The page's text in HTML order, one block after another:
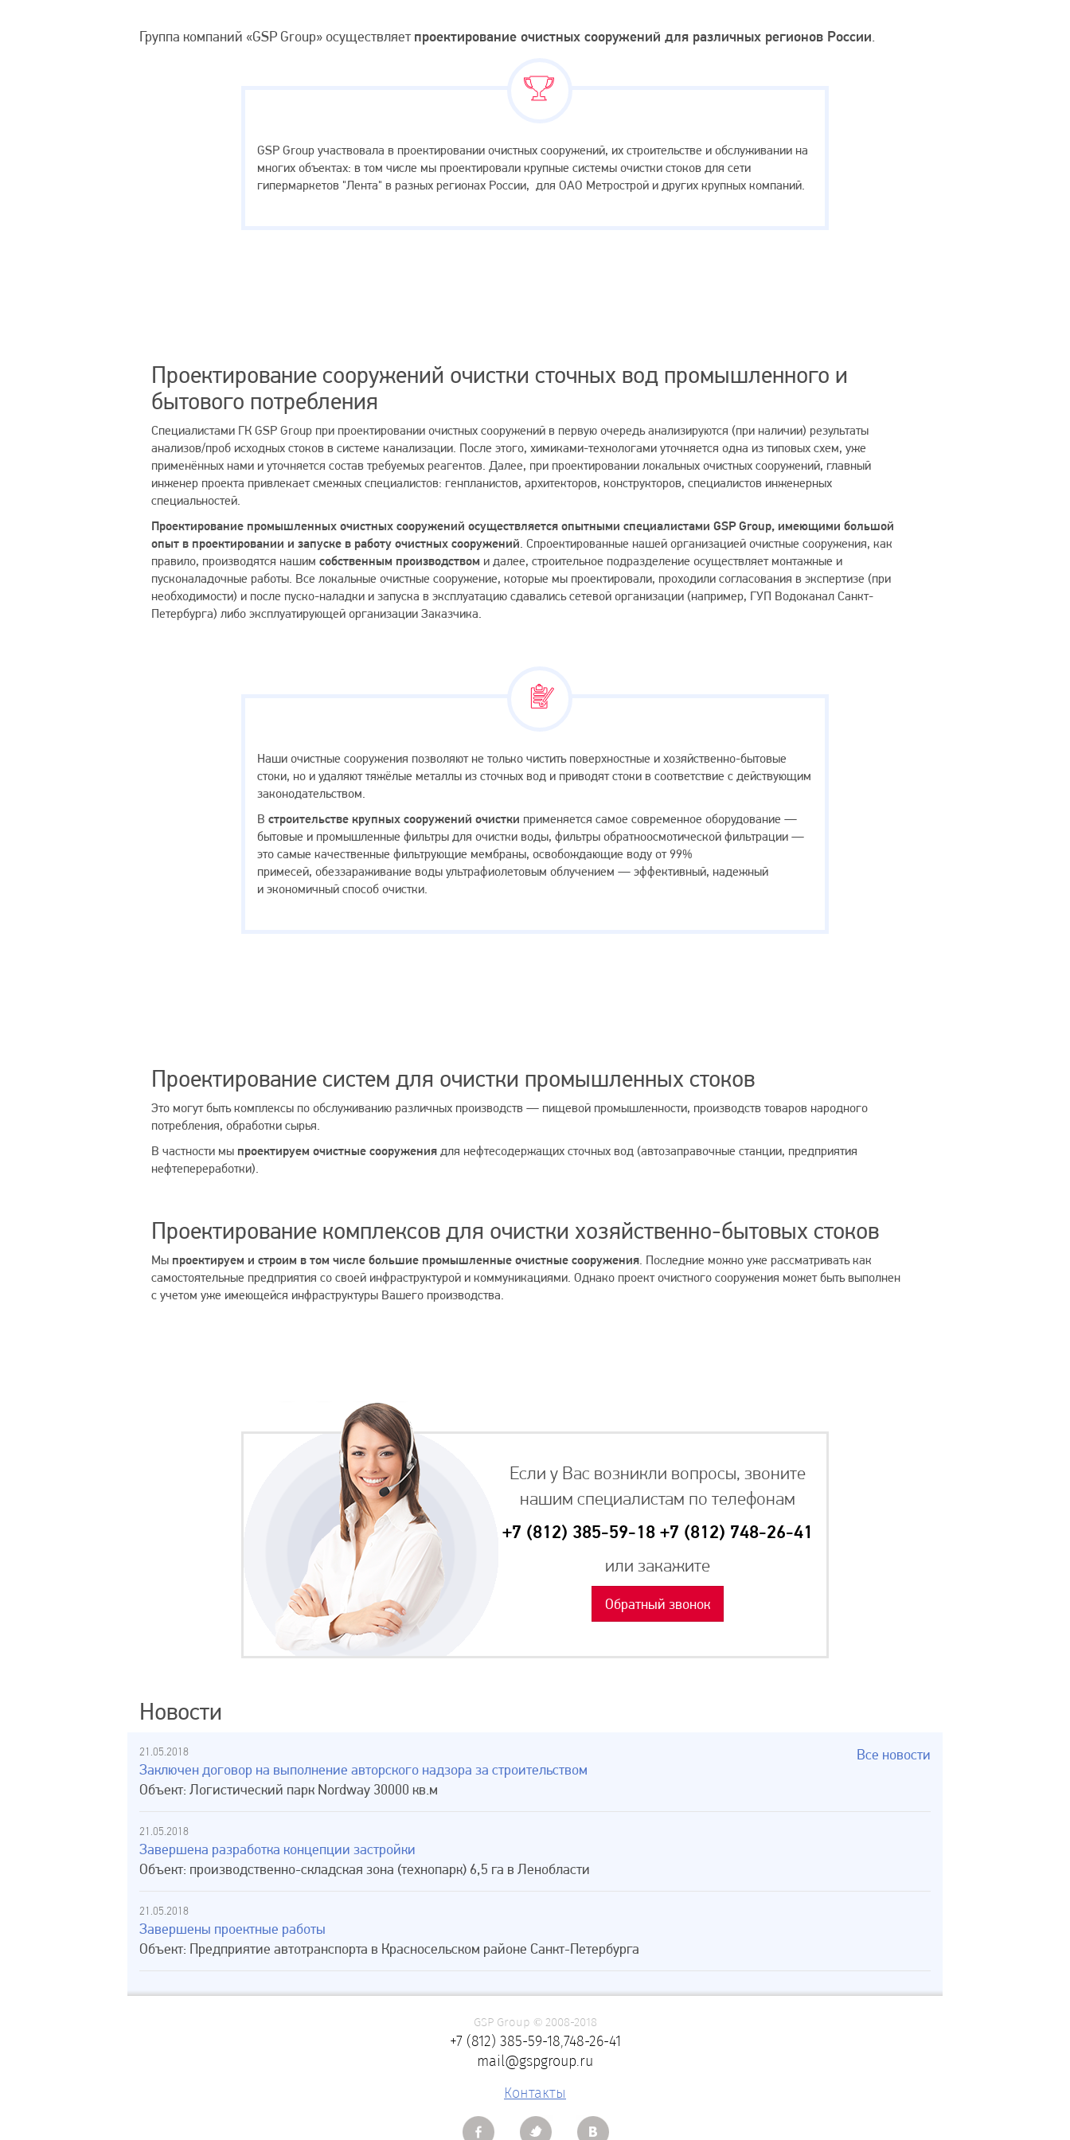
Группа компаний «GSP Group» осуществляет проектирование очистных сооружений для различных регионов России
Достижения
GSP Group участвовала в проектировании очистных сооружений, их строительстве и обслуживании на
многих объектах: в том числе мы проектировали крупные системы очистки стоков для сети
гипермаркетов "Лента" в разных регионах России, для ОАО Метрострой и других крупных компаний.
Проектирование сооружений очистки сточных вод промышленного и
бытового потребления
Специалистами ГК GSP Group при проектировании очистных сооружений в первую очередь анализируются (при наличии) результаты
анализов/проб исходных стоков в системе канализации. После этого, химиками-технологами уточняется одна из типовых схем, уже
применённых нами и уточняется состав требуемых реагентов. Далее, при проектировании локальных очистных сооружений, главный
инженер проекта привлекает смежных специалистов: генпланистов, архитекторов, конструкторов, специалистов инженерных
специальностей.
Проектирование промышленных очистных сооружений осуществляется опытными специалистами GSP Group, имеющими большой
опыт в проектировании и запуске в работу очистных сооружений. Спроектированные нашей организацией очистные сооружения, как
правило, производятся нашим собственным производством и далее, строительное подразделение осуществляет монтажные и
пусконаладочные работы. Все локальные очистные сооружение, которые мы проектировали, проходили согласования в экспертизе (при
необходимости) и после пуско-наладки и запуска в эксплуатацию сдавались сетевой организации (например, ГУП Водоканал Санкт-
Петербурга) либо эксплуатирующей организации Заказчика.
На
заметку
Наши очистные сооружения позволяют не только чистить поверхностные и хозяйственно-бытовые
стоки, но и удаляют тяжёлые металлы из сточных вод и приводят стоки в соответствие с действующим
законодательством.
В строительстве крупных сооружений очистки применяется самое современное оборудование —
бытовые и промышленные фильтры для очистки воды, фильтры обратноосмотической фильтрации —
это самые качественные фильтрующие мембраны, освобождающие воду от 99%
примесей, обеззараживание воды ультрафиолетовым облучением — эффективный, надежный
и экономичный способ очистки.
Проектирование систем для очистки промышленных стоков
Это могут быть комплексы по обслуживанию различных производств — пищевой промышленности, производств товаров народного
потребления, обработки сырья.
В частности мы проектируем очистные сооружения для нефтесодержащих сточных вод (автозаправочные станции, предприятия
нефтепереработки).
Проектирование комплексов для очистки хозяйственно-бытовых стоков
Мы проектируем и строим в том числе большие промышленные очистные сооружения. Последние можно уже рассматривать как
самостоятельные предприятия со своей инфраструктурой и коммуникациями. Однако проект очистного сооружения может быть выполнен
с учетом уже имеющейся инфраструктуры Вашего производства.
Если у Вас возникли вопросы, звоните
нашим специалистам по телефонам
+7 (812) 385-59-18 +7 (812) 748-26-41
или закажите
Обратный звонок
Новости
21.05.2018
Заключен договор на выполнение авторского надзора за строительством
Объект: Логистический парк Nordway 30000 кв.м
21.05.2018
Завершена разработка концепции застройки
Объект: производственно-складская зона (технопарк) 6,5 га в Ленобласти
21.05.2018
Завершены проектные работы
Объект: Предприятие автотранспорта в Красносельском районе Санкт-Петербурга
Все новости
GSP Group © 2008-2018
+7 (812) 385-59-18,748-26-41
mail@gspgroup.ru
Контакты